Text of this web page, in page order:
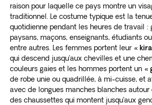
raison pour laquelle ce pays montre un
traditionnel. Le costume typique est la
quotidienne pendant les heures de travail :
paysans, maçons, enseignants, étudiants
entre autres. Les femmes portent leur «
qui descend jusqu’aux chevilles et une
couleurs gaies et les hommes portent un «
de robe unie ou quadrillée, à mi-cuisse, et
avec de longues manches blanches autour
des chaussettes qui montent jusqu’aux